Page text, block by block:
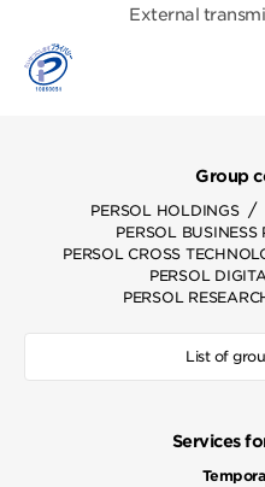
External
Group
PERSOL HOLDINGS /
PERSOL BUSINESS
PERSOL CROSS
PERSOL
PERSOL
List of
Services